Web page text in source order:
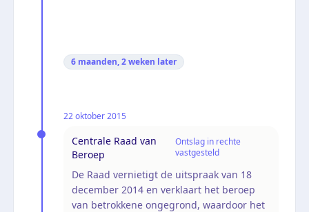
6 maanden, 2 weken later
22 oktober 2015
Centrale Raad van
Beroep
Ontslag in rechte
vastgesteld
De Raad vernietigt de uitspraak van 18
december 2014 en verklaart het beroep
van betrokkene ongegrond, waardoor het